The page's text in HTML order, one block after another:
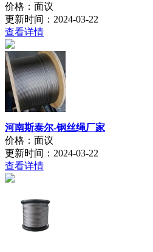
价格：面议
更新时间：2024-03-22
查看详情
河南斯泰尔-钢丝绳厂家
价格：面议
更新时间：2024-03-22
查看详情